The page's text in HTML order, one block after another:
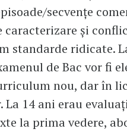
secvențe
și
standarde ridicate.
de Bac vor fi
nou, dar în
14 ani erau
la prima vedere,